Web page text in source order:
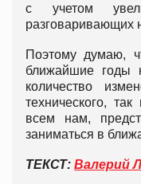
с учетом
разговаривающих
Поэтому думаю,
ближайшие годы
количество
технического,
всем нам,
заниматься в
ТЕКСТ: Валерий